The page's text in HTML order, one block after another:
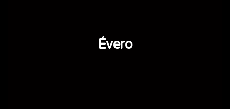
Évero